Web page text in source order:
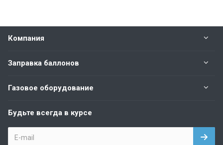
Компания
Заправка баллонов
Газовое оборудование
Будьте всегда в курсе